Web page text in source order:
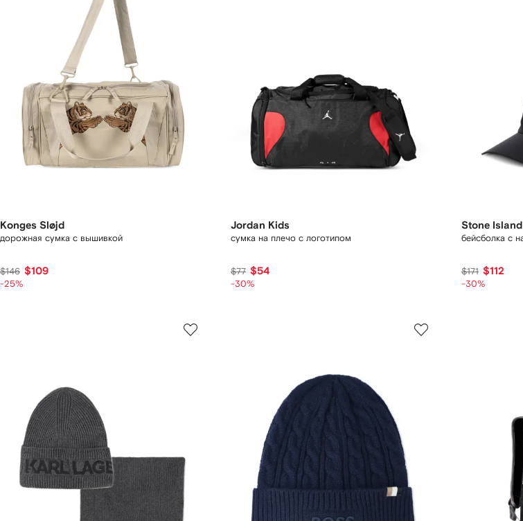
Konges Sløjd
дорожная сумка с вышивкой
$146 $109
-25%
Jordan Kids
сумка на плечо с логотипом
$77 $54
-30%
Stone
бейсболка с
$171 $112
-30%